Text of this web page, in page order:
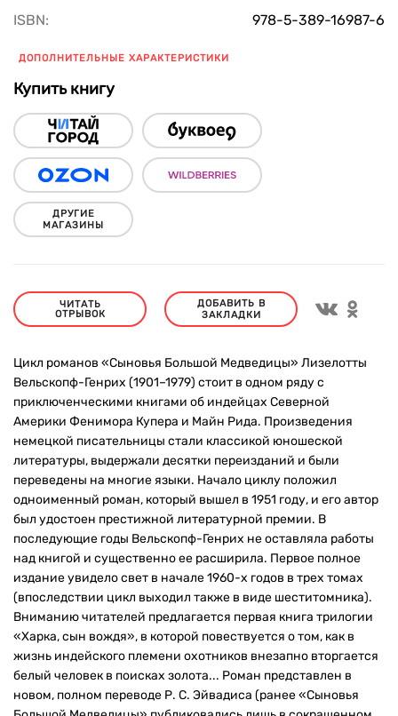
ISBN: 978-5-389-16987-6
ДОПОЛНИТЕЛЬНЫЕ ХАРАКТЕРИСТИКИ
Купить книгу
ДРУГИЕ
МАГАЗИНЫ
ЧИТАТЬ
ОТРЫВОК
ДОБАВИТЬ В
ЗАКЛАДКИ
Цикл романов «Сыновья Большой Медведицы» Лизелотты
Вельскопф-Генрих (1901–1979) стоит в одном ряду с
приключенческими книгами об индейцах Северной
Америки Фенимора Купера и Майн Рида. Произведения
немецкой писательницы стали классикой юношеской
литературы, выдержали десятки переизданий и были
переведены на многие языки. Начало циклу положил
одноименный роман, который вышел в 1951 году, и его автор
был удостоен престижной литературной премии. В
последующие годы Вельскопф-Генрих не оставляла работы
над книгой и существенно ее расширила. Первое полное
издание увидело свет в начале 1960-х годов в трех томах
(впоследствии цикл выходил также в виде шеститомника).
Вниманию читателей предлагается первая книга трилогии
«Харка, сын вождя», в которой повествуется о том, как в
жизнь индейского племени охотников внезапно вторгается
белый человек в поисках золота... Роман представлен в
новом, полном переводе Р. С. Эйвадиса (ранее «Сыновья